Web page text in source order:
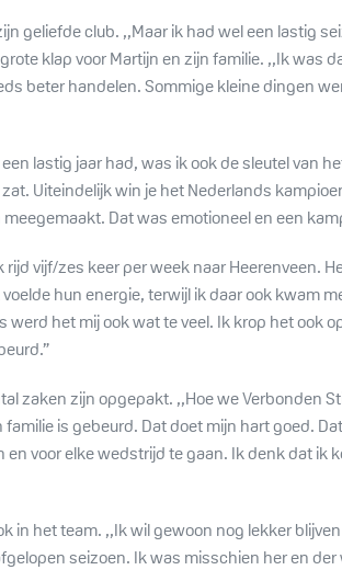
geliefde club. ,,Maar ik had wel een lastig
klap voor Martijn en zijn familie. ,,Ik was
beter handelen. Sommige kleine dingen
lastig jaar had, was ik ook de sleutel van
Uiteindelijk win je het Nederlands
Dat was emotioneel en een
vijf/zes keer per week naar Heerenveen.
hun energie, terwijl ik daar ook kwam
het mij ook wat te veel. Ik krop het ook
zaken zijn opgepakt. ,,Hoe we Verbonden
is gebeurd. Dat doet mijn hart goed.
voor elke wedstrijd te gaan. Ik denk dat
in het team. ,,Ik wil gewoon nog lekker
seizoen. Ik was misschien her en